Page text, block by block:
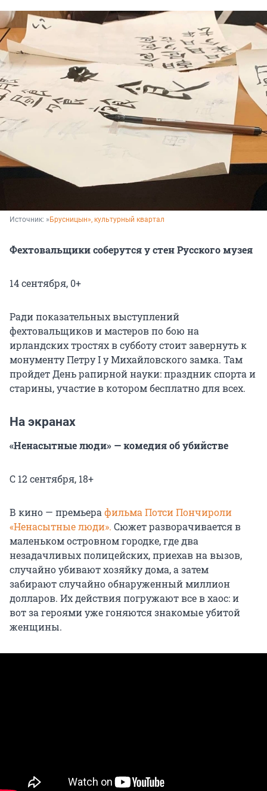
Источник: » Брусницын», культурный квартал
Фехтовальщики соберутся у стен Русского музея
14 сентября, 0+
Ради показательных выступлений
фехтовальщиков и мастеров по бою на
ирландских тростях в субботу стоит завернуть к
монументу Петру I у Михайловского замка. Там
пройдет День рапирной науки: праздник спорта и
старины, участие в котором бесплатно для всех.
На экранах
«Ненасытные люди» — комедия об убийстве
С 12 сентября, 18+
В кино — премьера фильма Потси Пончироли
«Ненасытные люди». Сюжет разворачивается в
маленьком островном городке, где два
незадачливых полицейских, приехав на вызов,
случайно убивают хозяйку дома, а затем
забирают случайно обнаруженный миллион
долларов. Их действия погружают все в хаос: и
вот за героями уже гоняются знакомые убитой
женщины.